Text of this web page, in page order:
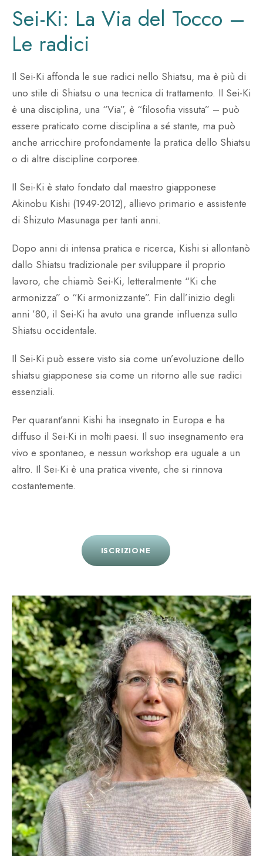
Sei-Ki: La Via del Tocco –
Le radici
Il Sei-Ki affonda le sue radici nello Shiatsu, ma è più di
uno stile di Shiatsu o una tecnica di trattamento. Il Sei-Ki
è una disciplina, una “Via”, è “filosofia vissuta” – può
essere praticato come disciplina a sé stante, ma può
anche arricchire profondamente la pratica dello Shiatsu
o di altre discipline corporee.
Il Sei-Ki è stato fondato dal maestro giapponese
Akinobu Kishi (1949-2012), allievo primario e assistente
di Shizuto Masunaga per tanti anni.
Dopo anni di intensa pratica e ricerca, Kishi si allontanò
dallo Shiatsu tradizionale per sviluppare il proprio
lavoro, che chiamò Sei-Ki, letteralmente “Ki che
armonizza” o “Ki armonizzante”. Fin dall’inizio degli
anni ’80, il Sei-Ki ha avuto una grande influenza sullo
Shiatsu occidentale.
Il Sei-Ki può essere visto sia come un’evoluzione dello
shiatsu giapponese sia come un ritorno alle sue radici
essenziali.
Per quarant’anni Kishi ha insegnato in Europa e ha
diffuso il Sei-Ki in molti paesi. Il suo insegnamento era
vivo e spontaneo, e nessun workshop era uguale a un
altro. Il Sei-Ki è una pratica vivente, che si rinnova
costantemente.
ISCRIZIONE